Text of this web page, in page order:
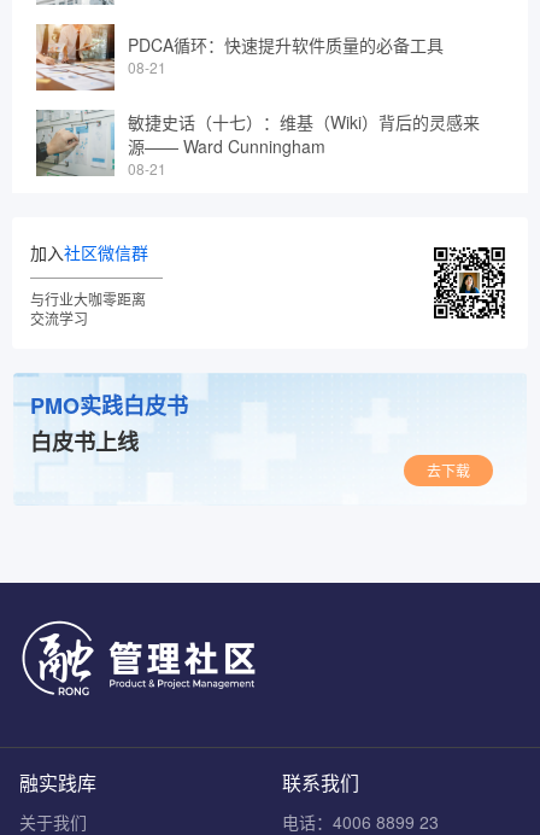
PDCA循环：快速提升软件质量的必备工具
08-21
敏捷史话（十七）：维基（Wiki）背后的灵感来
源—— Ward Cunningham
08-21
加入社区微信群
与行业大咖零距离
交流学习
PMO实践白皮书
白皮书上线
去下载
联系我们
电话：4006 8899 23
融实践库
关于我们